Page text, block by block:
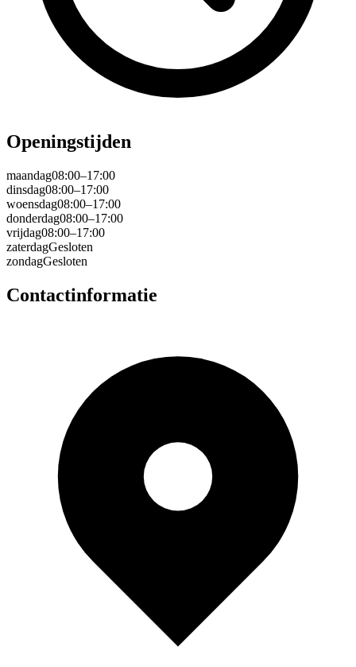
Openingstijden
maandag08:00–17:00
dinsdag08:00–17:00
woensdag08:00–17:00
donderdag08:00–17:00
vrijdag08:00–17:00
zaterdagGesloten
zondagGesloten
Contactinformatie